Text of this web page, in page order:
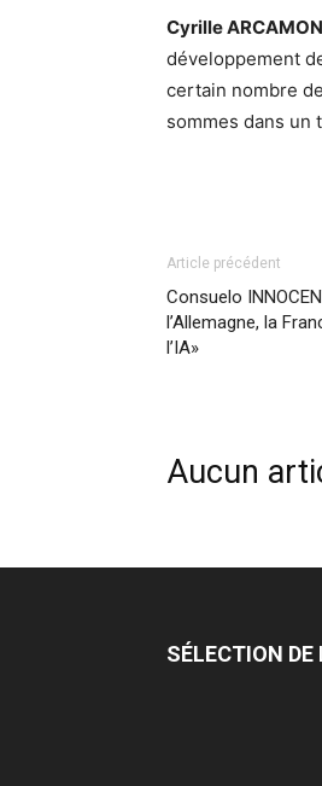
Cyrille
développement
certain nombre
sommes dans un
Article précédent
Consuelo
l’Allemagne, la
l’IA»
Aucun
SÉLECTION DE